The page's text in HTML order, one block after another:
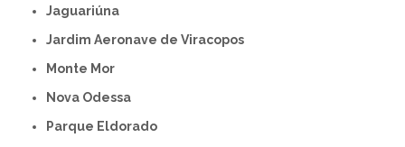
Jaguariúna
Jardim Aeronave de Viracopos
Monte Mor
Nova Odessa
Parque Eldorado